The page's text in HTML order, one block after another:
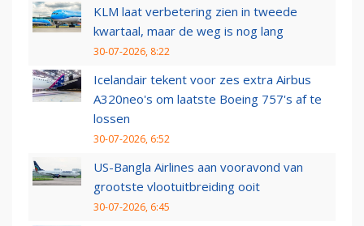
KLM laat verbetering zien in tweede
kwartaal, maar de weg is nog lang
30-07-2026, 8:22
Icelandair tekent voor zes extra Airbus
A320neo's om laatste Boeing 757's af te
lossen
30-07-2026, 6:52
US-Bangla Airlines aan vooravond van
grootste vlootuitbreiding ooit
30-07-2026, 6:45